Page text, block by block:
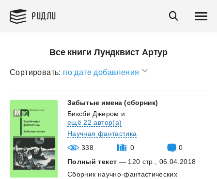
РИДЛИ
Все книги Лундквист Артур
Сортировать: по дате добавления
Забытые имена (сборник)
Биксби Джером и
ещё 22 автор(а)
Научная фантастика
338
0
0
Полный текст — 120 стр., 06.04.2018
Сборник научно-фантастических